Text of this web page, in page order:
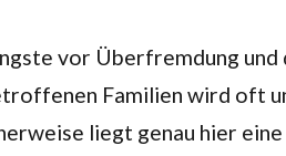
vor Überfremdung und
Familien wird oft
liegt genau hier